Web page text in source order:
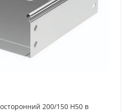
200/150 H50 в